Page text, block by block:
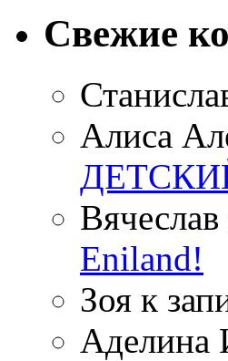
Свежие
Алиса
Вячеслав
Eniland!
Зоя к
Аделина